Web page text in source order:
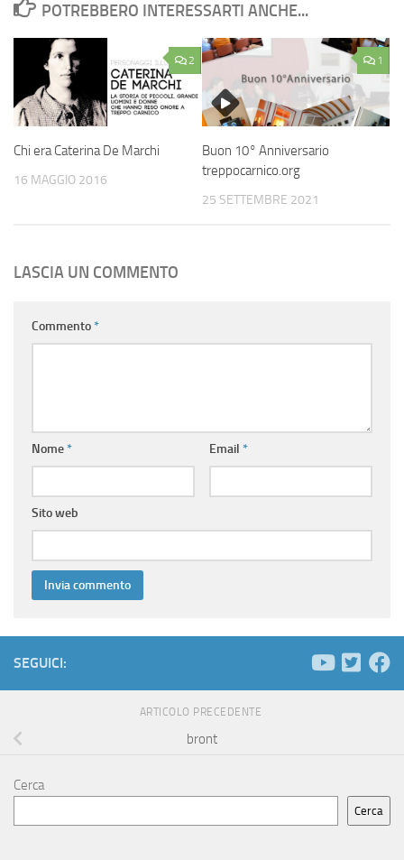
POTREBBERO INTERESSARTI ANCHE...
2
Chi era Caterina De Marchi
16 MAGGIO 2016
1
Buon 10° Anniversario
treppocarnico.org
25 SETTEMBRE 2021
LASCIA UN COMMENTO
Commento*
Nome* Email *
Sito web
SEGUICI:
ARTICOLO PRECEDENTE
bront
Cerca
Cerca